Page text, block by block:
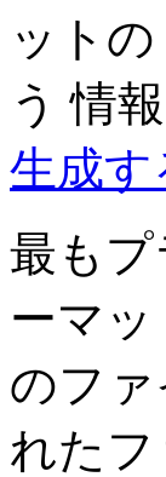
ット
う 情
生成す
最も
ーマ
のフ
れた